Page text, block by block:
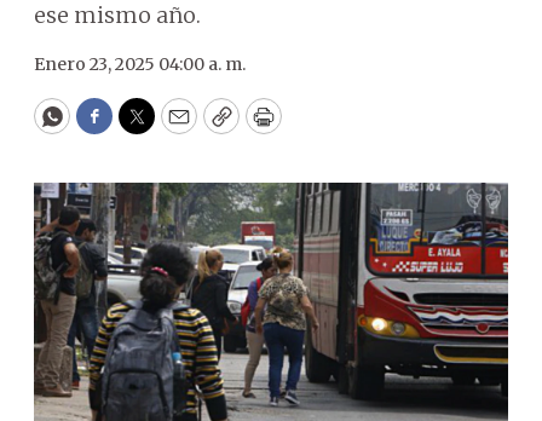
ese mismo año.
Enero 23, 2025 04:00 a. m.
WhatsApp
Facebook
Twitter
EmailCopyPrint